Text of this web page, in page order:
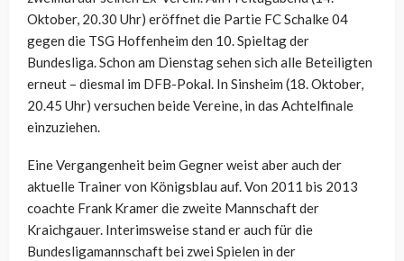
Oktober, 20.30 Uhr) eröffnet die Partie FC Schalke 04
gegen die TSG Hoffenheim den 10. Spieltag der
Bundesliga. Schon am Dienstag sehen sich alle Beteiligten
erneut – diesmal im DFB-Pokal. In Sinsheim (18. Oktober,
20.45 Uhr) versuchen beide Vereine, in das Achtelfinale
einzuziehen.
Eine Vergangenheit beim Gegner weist aber auch der
aktuelle Trainer von Königsblau auf. Von 2011 bis 2013
coachte Frank Kramer die zweite Mannschaft der
Kraichgauer. Interimsweise stand er auch für die
Bundesligamannschaft bei zwei Spielen in der